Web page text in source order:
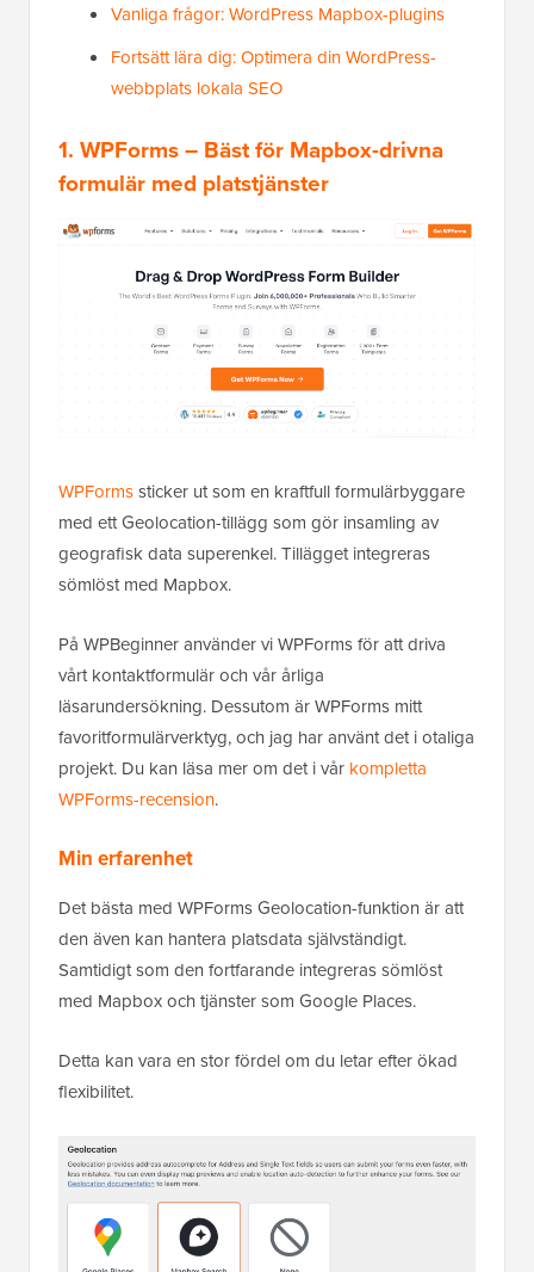
Vanliga frågor: WordPress Mapbox-plugins
Fortsätt lära dig: Optimera din WordPress-
webbplats lokala SEO
1. WPForms – Bäst för Mapbox-drivna
formulär med platstjänster
WPFormssticker ut som en kraftfull formulärbyggare
med ett Geolocation-tillägg som gör insamling av
geografisk data superenkel. Tillägget integreras
sömlöst med Mapbox.
På WPBeginner använder vi WPForms för att driva
vårt kontaktformulär och vår årliga
läsarundersökning. Dessutom är WPForms mitt
favoritformulärverktyg, och jag har använt det i otaliga
projekt. Du kan läsa mer om det i vår kompletta
WPForms-recension.
Min erfarenhet
Det bästa med WPForms Geolocation-funktion är att
den även kan hantera platsdata självständigt.
Samtidigt som den fortfarande integreras sömlöst
med Mapbox och tjänster som Google Places.
Detta kan vara en stor fördel om du letar efter ökad
flexibilitet.